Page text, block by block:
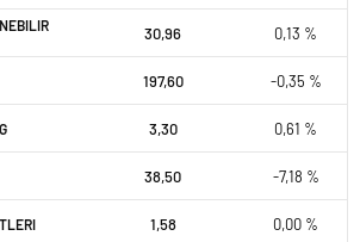
30,96 0,13 %
197,60 -0,35 %
3,30 0,61 %
38,50 -7,18 %
1,58 0,00 %